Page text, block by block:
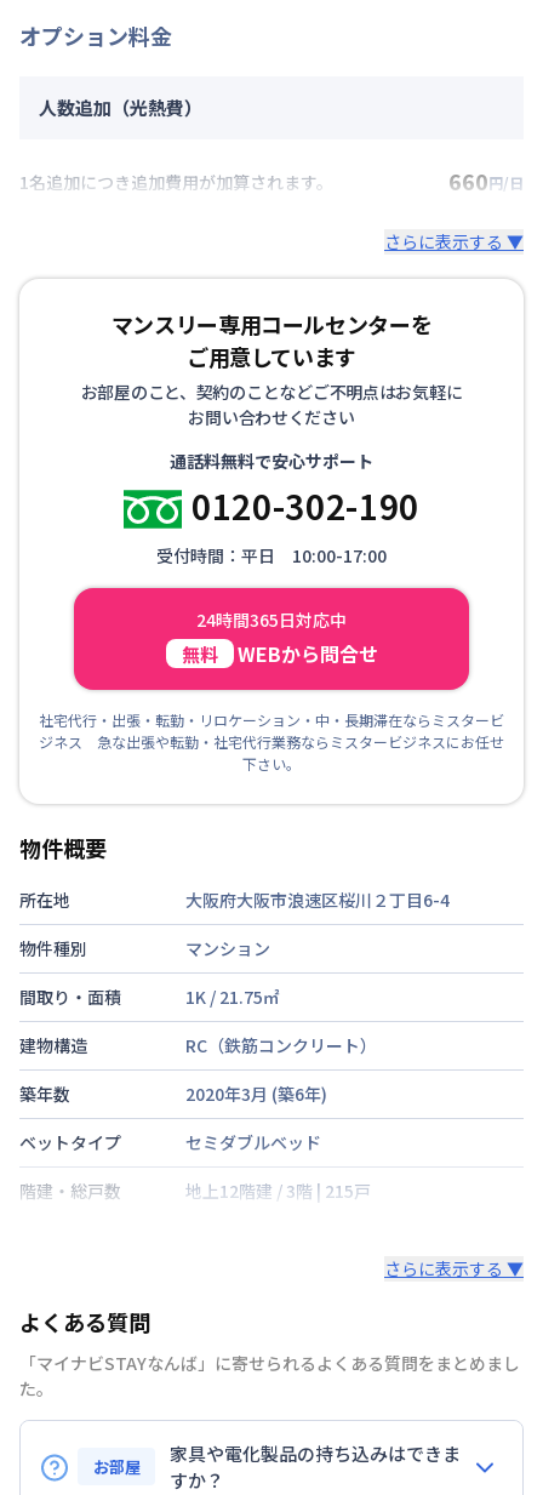
オプション料金
人数追加（光熱費）
1名追加につき追加費用が加算されます。 660円/日
さらに表示する ▼
マンスリー専用コールセンターを
ご用意しています
お部屋のこと、契約のことなどご不明点はお気軽に
お問い合わせください
通話料無料で安心サポート
0120-302-190
受付時間：平日 10:00-17:00
24時間365日対応中
無料 WEBから問合せ
社宅代行・出張・転勤・リロケーション・中・長期滞在ならミスタービ
ジネス 急な出張や転勤・社宅代行業務ならミスタービジネスにお任せ
下さい。
物件概要
所在地
大阪府大阪市浪速区桜川２丁目6-4
物件種別
マンション
間取り・面積
1K / 21.75㎡
建物構造
RC（鉄筋コンクリート）
築年数
2020年3月 (築6年)
ベットタイプ
セミダブルベッド
階建・総戸数
地上12階建 / 3階 | 215戸
禁煙・喫煙
定員
2名
さらに表示する ▼
よくある質問
「マイナビSTAYなんば」に寄せられるよくある質問をまとめまし
た。
お部屋
家具や電化製品の持ち込みはできま
すか？